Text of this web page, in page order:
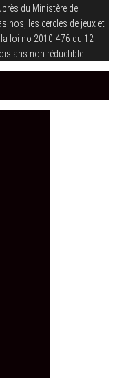
du Ministère de
les cercles de jeux et
loi no 2010-476 du 12
ans non réductible.